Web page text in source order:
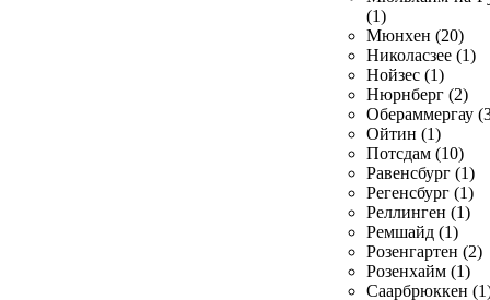
(1)
Мюнхен (20)
Николасзее (1)
Нойзес (1)
Нюрнберг (2)
Обераммергау
Ойтин (1)
Потсдам (10)
Равенсбург (1)
Регенсбург (1)
Реллинген (1)
Ремшайд (1)
Розенгартен (2)
Розенхайм (1)
Саарбрюккен